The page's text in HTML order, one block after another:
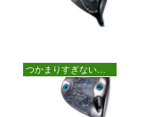
つかまりすぎないドライバー